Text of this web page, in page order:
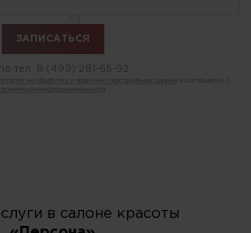
тел. 8 (499) 281-65-92
на обработку и хранение персональных данных
политикой конфиденциальности
в салоне красоты